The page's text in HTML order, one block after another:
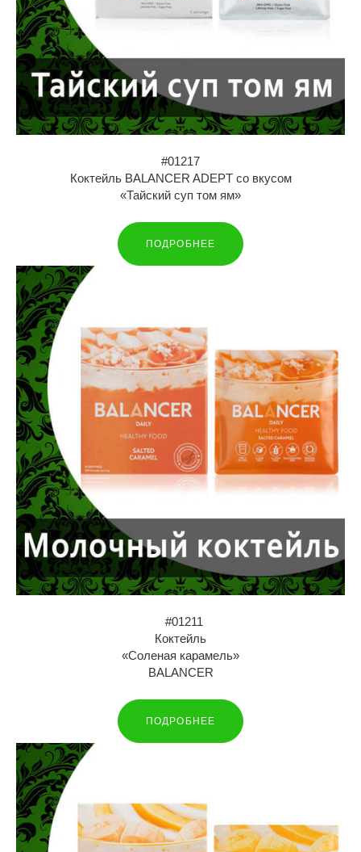
#01217
Коктейль BALANCER ADEPT со вкусом
«Тайский суп том ям»
ПОДРОБНЕЕ
#01211
Коктейль
«Соленая карамель»
BALANCER
ПОДРОБНЕЕ